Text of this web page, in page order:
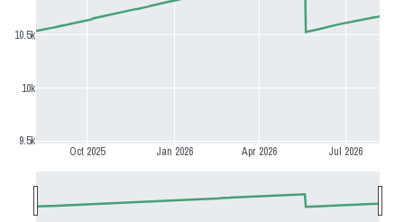
Oct 2025 Jan 2026 Apr 2026 Jul 2026
9.5k
10k
10.5k